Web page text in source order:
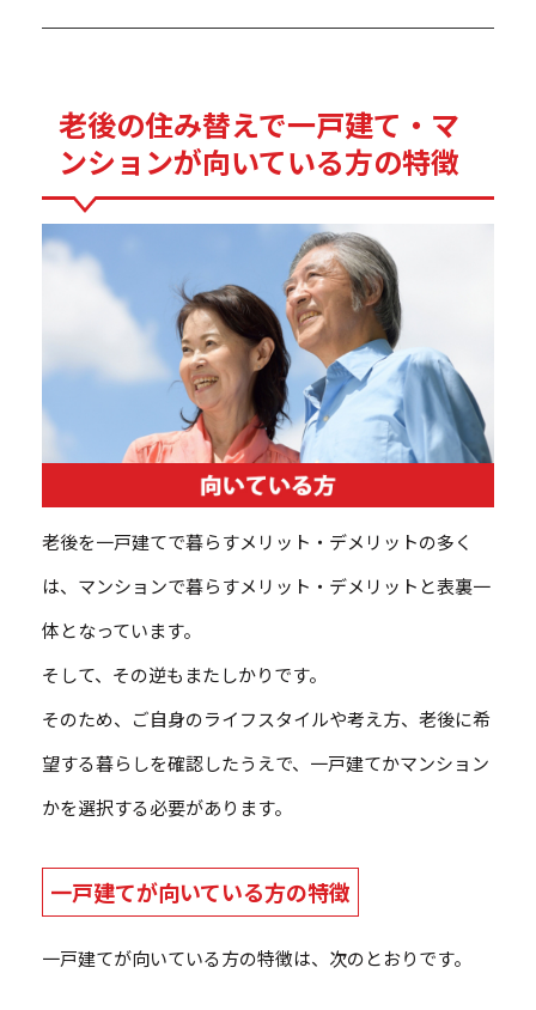
老後の住み替えで一戸建て・マ
ンションが向いている方の特徴
老後を一戸建てで暮らすメリット・デメリットの多く
は、マンションで暮らすメリット・デメリットと表裏一
体となっています。
そして、その逆もまたしかりです。
そのため、ご自身のライフスタイルや考え方、老後に希
望する暮らしを確認したうえで、一戸建てかマンション
かを選択する必要があります。
一戸建てが向いている方の特徴
一戸建てが向いている方の特徴は、次のとおりです。